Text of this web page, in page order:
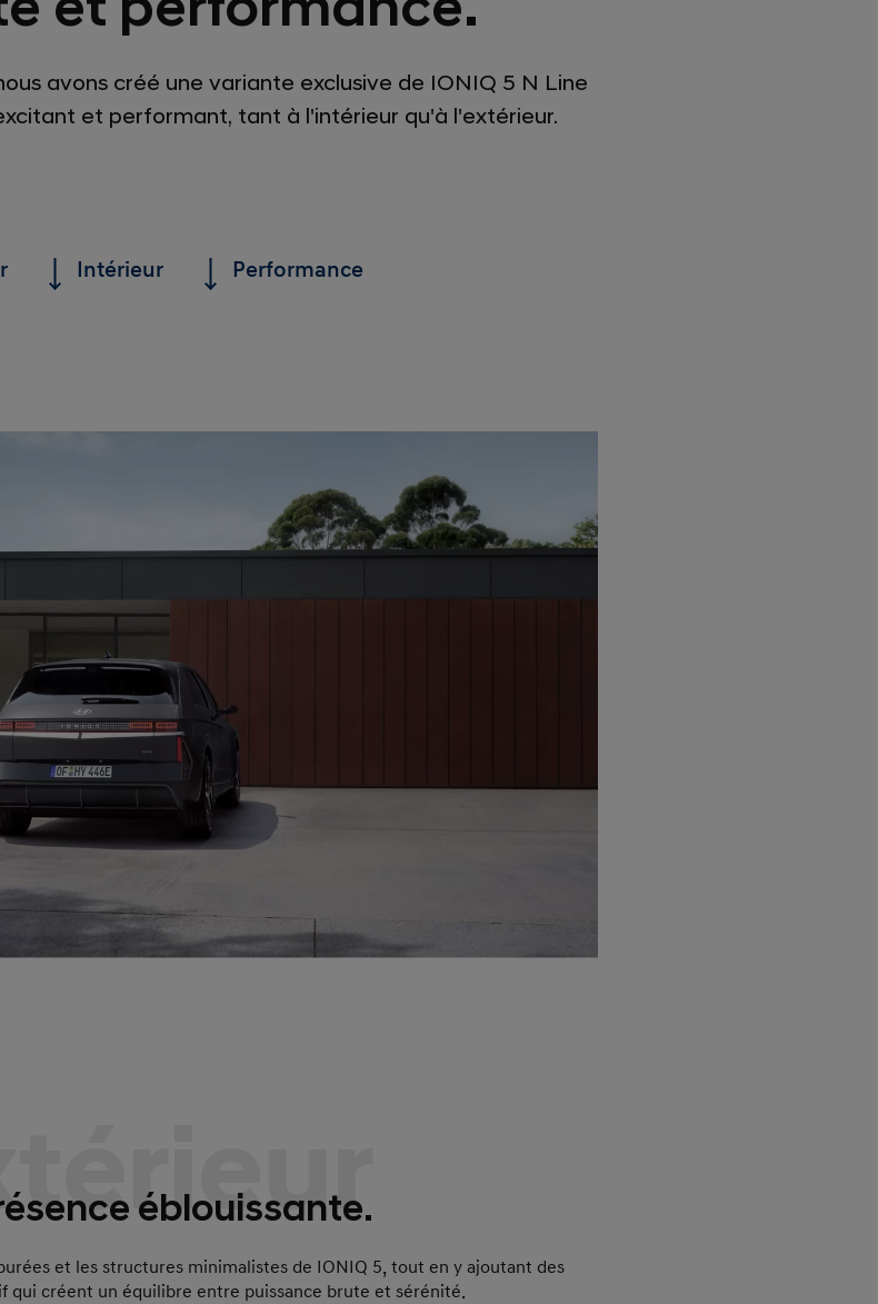
avons créé une variante exclusive de IONIQ 5 N Line
et performant, tant à l'intérieur qu'à l'extérieur.
Intérieur Performance
éblouissante.
et les structures minimalistes de IONIQ 5, tout en y ajoutant des
qui créent un équilibre entre puissance brute et sérénité.